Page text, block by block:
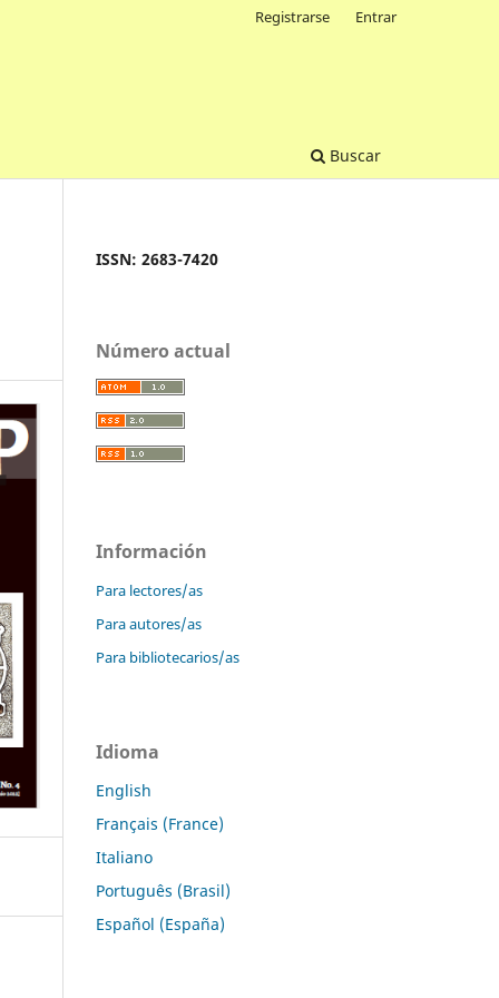
Buscar
Registrarse Entrar
ISSN: 2683-7420
Número actual
Información
Para lectores/as
Para autores/as
Para bibliotecarios/as
Idioma
English
Français (France)
Italiano
Português (Brasil)
Español (España)